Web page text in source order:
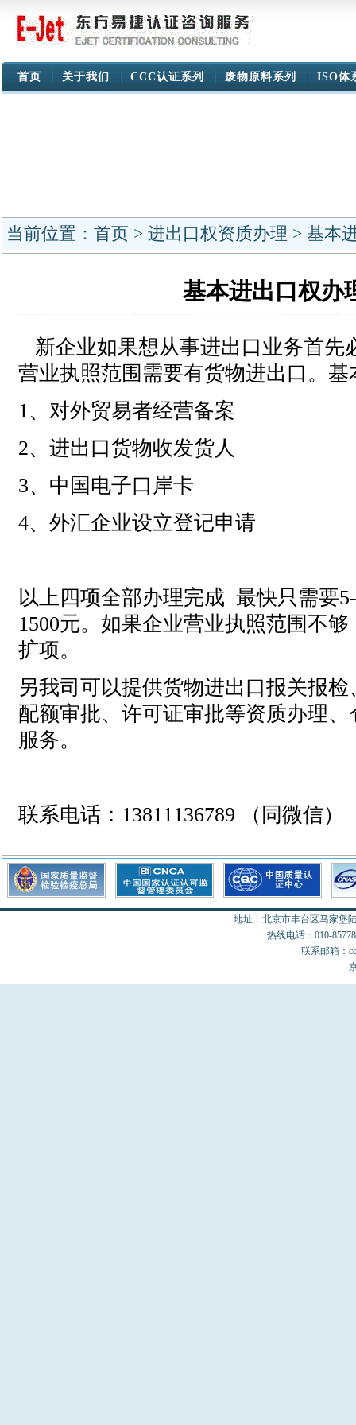
首页 关于我们 CCC认证系列 废物原料系列 ISO体
当前位置： 首页 > 进出口权资质办理 > 基本
基本进出口权办
新企业如果想从事进出口业务首先
营业执照范围需要有货物进出口。
1、对外贸易者经营备案
2、进出口货物收发货人
3、中国电子口岸卡
4、外汇企业设立登记申请
以上四项全部办理完成 最快只需要
1500元。如果企业营业执照范围不
扩项。
另我司可以提供货物进出口报关报
配额审批、许可证审批等资质办理
服务。
联系电话：13811136789 （同微信）
地址：北京市丰台区马家堡
热线电话：010-
联系邮箱：